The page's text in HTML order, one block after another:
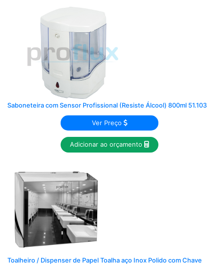
Saboneteira com Sensor Profissional (Resiste Álcool) 800ml 51.103
Ver Preço
Adicionar ao orçamento
Toalheiro / Dispenser de Papel Toalha aço Inox Polido com Chave